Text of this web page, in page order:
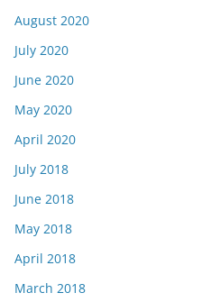
August 2020
July 2020
June 2020
May 2020
April 2020
July 2018
June 2018
May 2018
April 2018
March 2018